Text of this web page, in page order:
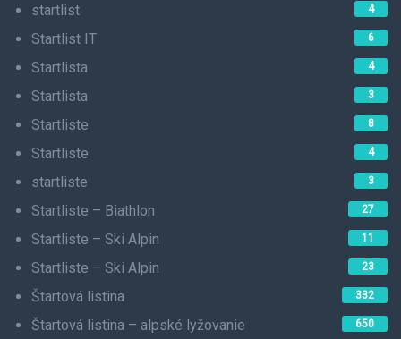
startlist 4
Startlist IT 6
Startlista 4
Startlista 3
Startliste 8
Startliste 4
startliste 3
Startliste – Biathlon 27
Startliste – Ski Alpin 11
Startliste – Ski Alpin 23
Štartová listina 332
Štartová listina – alpské lyžovanie 650